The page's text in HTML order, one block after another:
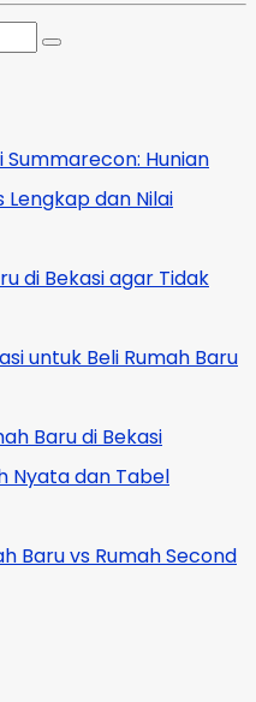
Hunian
dan Nilai
di Bekasi agar Tidak
untuk Beli Rumah Baru
Baru di Bekasi
Nyata dan Tabel
Baru vs Rumah Second